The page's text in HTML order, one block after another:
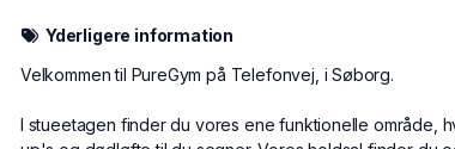
Yderligere information
Velkommen til PureGym på Telefonvej, i Søborg.
I stueetagen finder du vores ene funktionelle område,